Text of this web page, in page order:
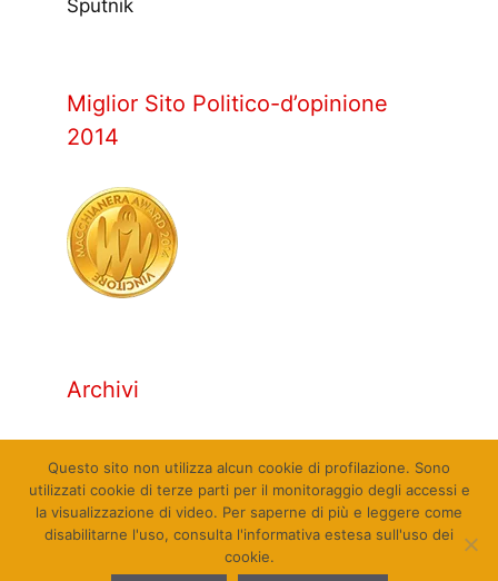
Sputnik
Miglior Sito Politico-d’opinione
2014
Archivi
Questo sito non utilizza alcun cookie di profilazione. Sono
utilizzati cookie di terze parti per il monitoraggio degli accessi e
la visualizzazione di video. Per saperne di più e leggere come
disabilitarne l'uso, consulta l'informativa estesa sull'uso dei
cookie.